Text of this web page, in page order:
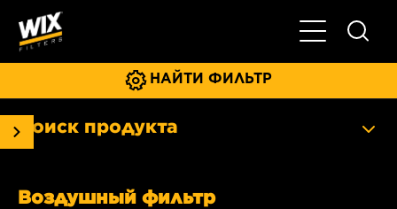
Главное
НАЙТИ ФИЛЬТР
Поиск продукта
Воздушный фильтр